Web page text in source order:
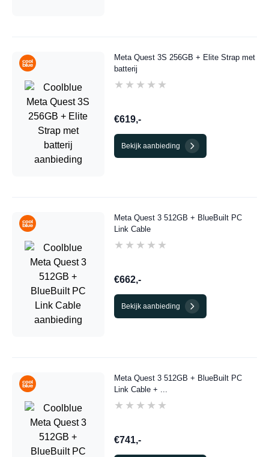
Meta Quest 3S 256GB + Elite Strap met
batterij
★★★★★
★★★★★
€619,-
Bekijk aanbieding
Meta Quest 3 512GB + BlueBuilt PC
Link Cable
★★★★★
★★★★★
€662,-
Bekijk aanbieding
Meta Quest 3 512GB + BlueBuilt PC
Link Cable + ...
★★★★★
★★★★★
€741,-